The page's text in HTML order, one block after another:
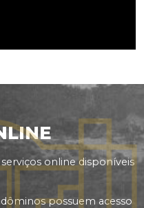
online disponíveis
possuem acesso